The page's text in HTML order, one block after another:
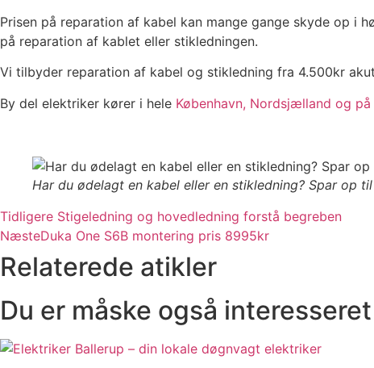
Prisen på reparation af kabel kan mange gange skyde op i
på reparation af kablet eller stikledningen.
Vi tilbyder reparation af kabel og stikledning fra 4.500kr
By del elektriker kører i hele København, Nordsjælland og
Har du ødelagt en kabel eller en stikledning? Spar op
Tidligere Stigeledning og hovedledning forstå begreben
NæsteDuka One S6B montering pris 8995kr
Relaterede atikler
Du er måske også